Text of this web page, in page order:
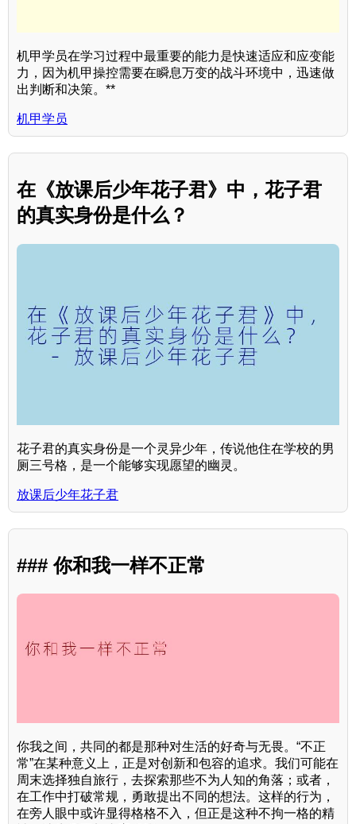
机甲学员在学习过程中最重要的能力是快速适应和应变能
力，因为机甲操控需要在瞬息万变的战斗环境中，迅速做
出判断和决策。**
机甲学员
在《放课后少年花子君》中，花子君
的真实身份是什么？
花子君的真实身份是一个灵异少年，传说他住在学校的男
厕三号格，是一个能够实现愿望的幽灵。
放课后少年花子君
### 你和我一样不正常
你我之间，共同的都是那种对生活的好奇与无畏。“不正
常”在某种意义上，正是对创新和包容的追求。我们可能在
周末选择独自旅行，去探索那些不为人知的角落；或者，
在工作中打破常规，勇敢提出不同的想法。这样的行为，
在旁人眼中或许显得格格不入，但正是这种不拘一格的精